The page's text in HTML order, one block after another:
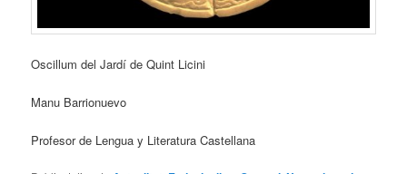
Oscillum del Jardí de Quint Licini
Manu Barrionuevo
Profesor de Lengua y Literatura Castellana